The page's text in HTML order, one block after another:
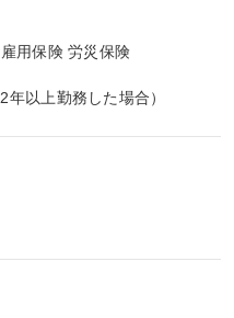
用保険 労災保険
以上勤務した場合）